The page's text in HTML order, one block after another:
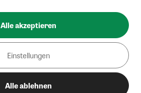
Alle akzeptieren
Einstellungen
Alle ablehnen